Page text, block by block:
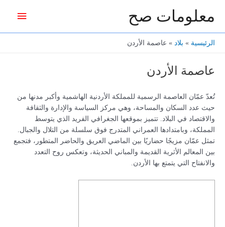
معلومات صح
الرئيسية بلاد عاصمة الأردن
عاصمة الأردن
تُعدّ عمّان العاصمة الرسمية للمملكة الأردنية الهاشمية وأكبر مدنها من
حيث عدد السكان والمساحة، وهي مركز السياسة والإدارة والثقافة
والاقتصاد في البلاد. تتميز بموقعها الجغرافي الفريد الذي يتوسط
المملكة، وبامتدادها العمراني المتدرج فوق سلسلة من التلال والجبال.
تمثل عمّان مزيجًا حضاريًا بين الماضي العريق والحاضر المتطور، فتجمع
بين المعالم الأثرية القديمة والمباني الحديثة، وتعكس روح التعدد
والانفتاح التي يتمتع بها الأردن.